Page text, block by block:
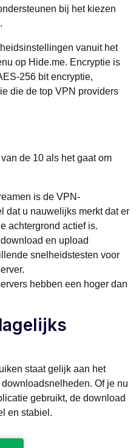
bij het kiezen
vanuit het
op Hide.me. Encryptie is
256 bit encryptie,
die de top VPN providers
de 10 als het gaat om
is de VPN-
dat u nauwelijks merkt dat er
achtergrond actief is.
en upload
snelheidstesten voor
hebben een hoger dan
staat gelijk aan het
Of je nu
gebruikt, de download
en stabiel.